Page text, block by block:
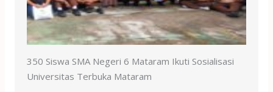
350 Siswa SMA Negeri 6 Mataram Ikuti Sosialisasi
Universitas Terbuka Mataram